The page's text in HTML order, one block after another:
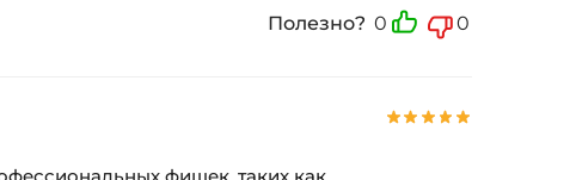
Полезно? 0 0
фишек, таких как